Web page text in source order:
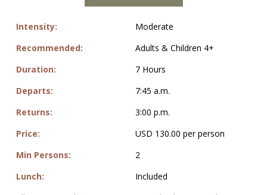
Intensity:
Moderate
Recommended:
Adults & Children 4+
Duration:
7 Hours
Departs:
7:45 a.m.
Returns:
3:00 p.m.
Price:
USD 130.00 per person
Min Persons:
2
Lunch:
Included